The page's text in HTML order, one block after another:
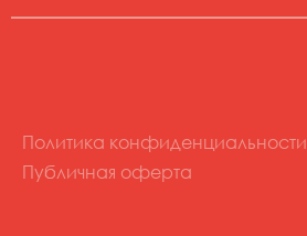
Политика конфиденциальности
Публичная оферта